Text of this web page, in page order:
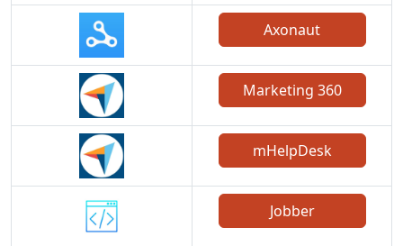
Axonaut
Marketing 360
mHelpDesk
Jobber